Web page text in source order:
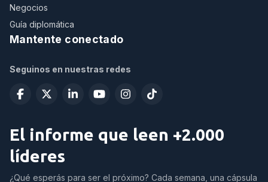
Negocios
Guía diplomática
Mantente conectado
Seguinos en nuestras redes
El informe que leen +2.000
líderes
¿Qué esperás para ser el próximo? Cada semana, una cápsula